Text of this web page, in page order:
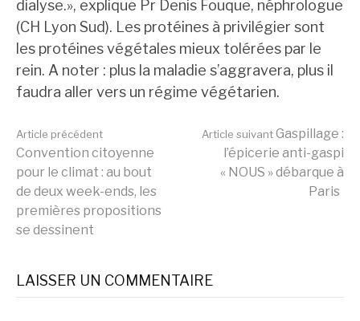
dialyse.», explique Pr Denis Fouque, néphrologue
(CH Lyon Sud). Les protéines à privilégier sont
les protéines végétales mieux tolérées par le
rein. A noter : plus la maladie s’aggravera, plus il
faudra aller vers un régime végétarien.
Lire
la
suite
Article précédent
Convention citoyenne
pour le climat : au bout
de deux week-ends, les
premières propositions
se dessinent
Article suivantGaspillage :
l’épicerie anti-gaspi
« NOUS » débarque à
Paris
LAISSER UN COMMENTAIRE